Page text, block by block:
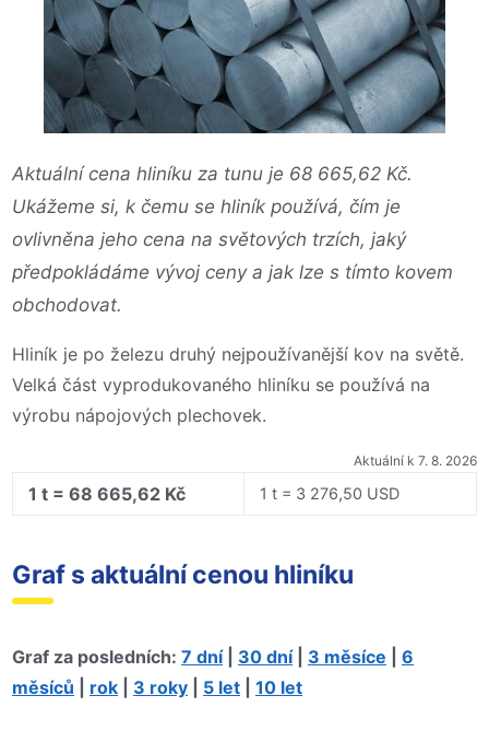
Aktuální cena hliníku za tunu je 68 665,62 Kč.
Ukážeme si, k čemu se hliník používá, čím je
ovlivněna jeho cena na světových trzích, jaký
předpokládáme vývoj ceny a jak lze s tímto kovem
obchodovat.
Hliník je po železu druhý nejpoužívanější kov na světě.
Velká část vyprodukovaného hliníku se používá na
výrobu nápojových plechovek.
Aktuální k 7. 8. 2026
1 t = 68 665,62 Kč 1 t = 3 276,50 USD
Graf s aktuální cenou hliníku
Graf za posledních: 7 dní| 30 dní| 3 měsíce
6
měsíců
rok 3 roky 5 let 10 let